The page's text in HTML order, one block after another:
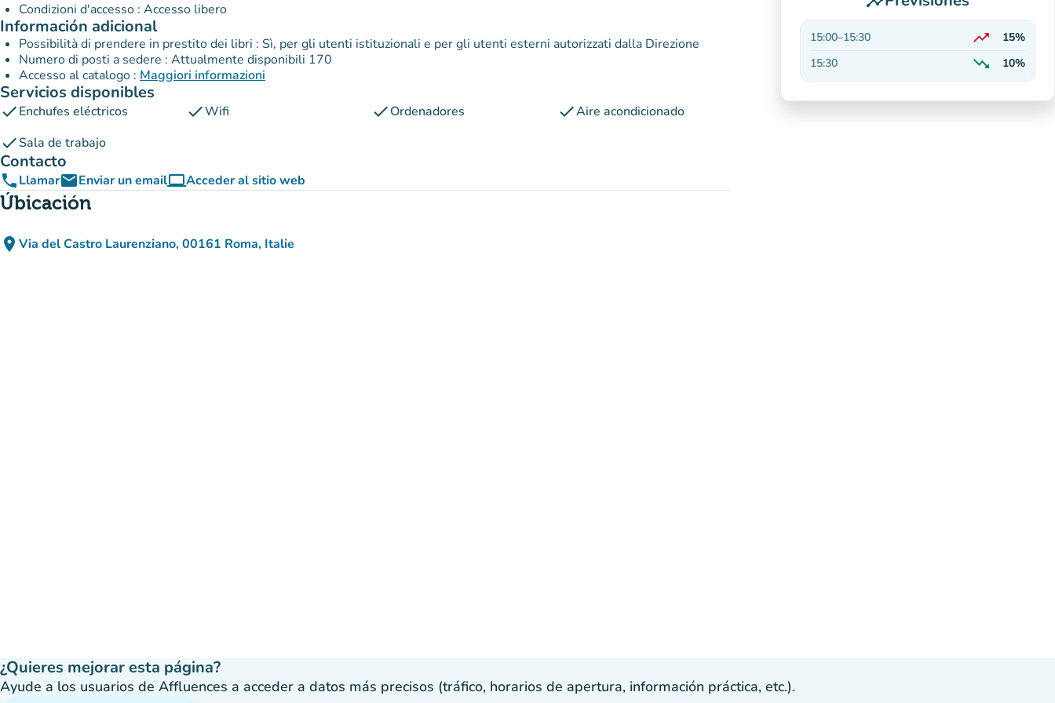
Condizioni d'accesso : Accesso libero
Información adicional
Possibilità di prendere in prestito dei libri : Sì, per gli utenti istituzionali e per gli utenti esterni autorizzati dalla Direzione
Numero di posti a sedere : Attualmente disponibili 170
Accesso al catalogo : Maggiori informazioni
Servicios disponibles
checkEnchufes eléctricos checkWifi checkOrdenadores checkAire acondicionado
checkSala de trabajo
Contacto
phoneLlamaremailEnviar un emailcomputerAcceder al sitio web
(nueva pestaña)
Úbicación
place Via del Castro Laurenziano, 00161 Roma, Italie
(abrir en Google Maps)
(nueva pestaña)
15:00–15:30 trending_up
15%
15:30
trending_down
En descenso
10%
¿Quieres mejorar esta página?
Ayude a los usuarios de Affluences a acceder a datos más precisos (tráfico, horarios de apertura, información práctica, etc.).